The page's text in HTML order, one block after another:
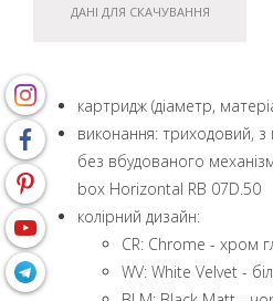
ДАНІ ДЛЯ СКАЧУВАННЯ
картридж (діаметр,
виконання: триходовий,
без вбудованого
box Horizontal RB 07D.50
колірний дизайн:
CR: Chrome - хром
WV: White Velvet -